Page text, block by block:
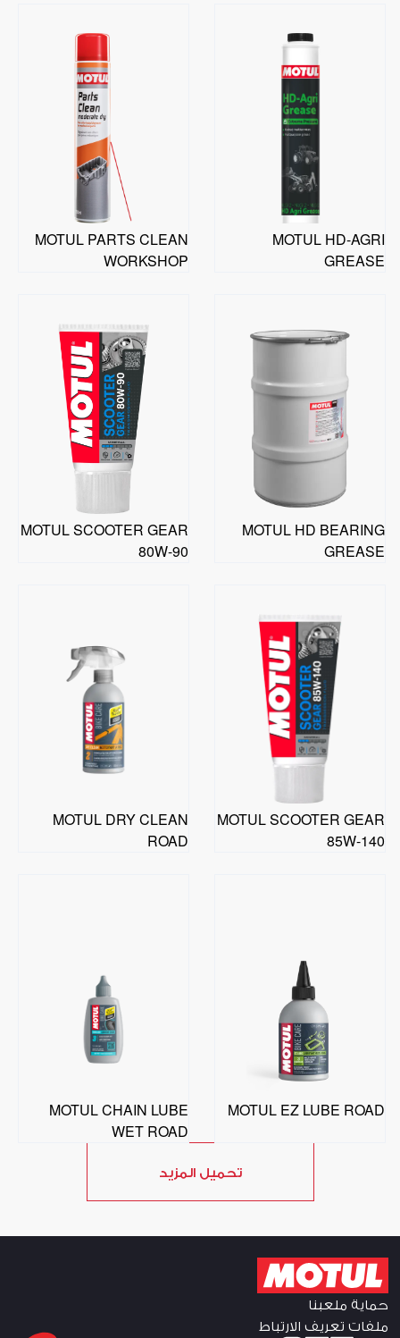
MOTUL HD-AGRI
GREASE
MOTUL PARTS CLEAN
WORKSHOP
MOTUL HD BEARING
GREASE
MOTUL SCOOTER GEAR
80W-90
MOTUL SCOOTER GEAR
85W-140
MOTUL DRY CLEAN
ROAD
MOTUL EZ LUBE ROAD
MOTUL CHAIN LUBE
WET ROAD
تحميل المزيد
حماية ملعبنا
ملفات تعريف الارتباط